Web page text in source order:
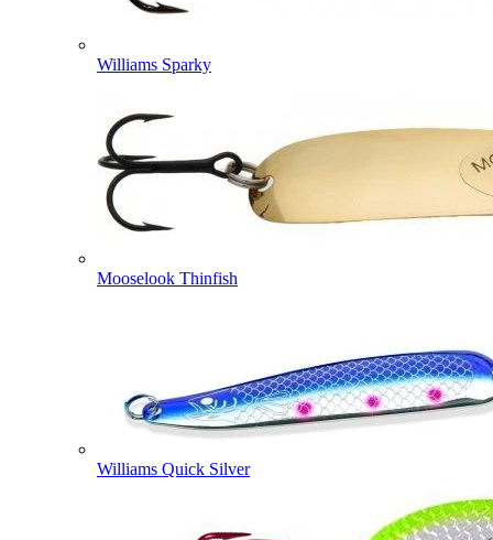
Williams Sparky
Mooselook Thinfish
Williams Quick Silver